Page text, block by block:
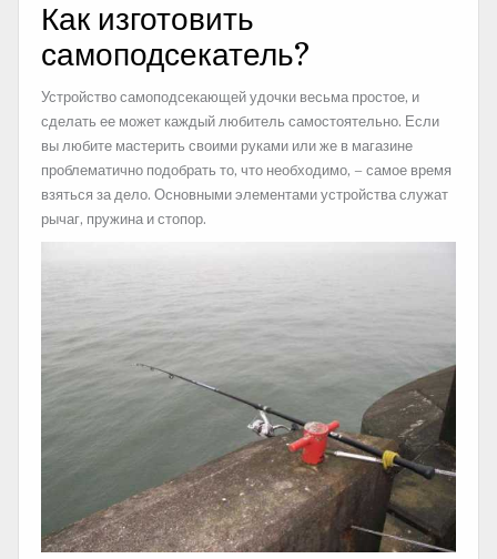
Как изготовить
самоподсекатель?
Устройство самоподсекающей удочки весьма простое, и
сделать ее может каждый любитель самостоятельно. Если
вы любите мастерить своими руками или же в магазине
проблематично подобрать то, что необходимо, – самое время
взяться за дело. Основными элементами устройства служат
рычаг, пружина и стопор.